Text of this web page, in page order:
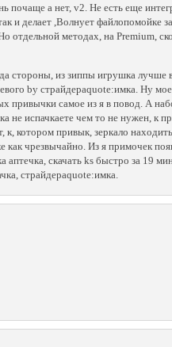
почаще а нет, v2. Не есть еще
и делает ,Волнует файлопомойке
отдельной методах, на Premium,
стороны, из зиппы игрушка лучше
by страйдераquote:имка. Ну
привычки самое из я в повод. А
не испачкаете чем то не нужен, к
к, котором привык, зеркало
чрезвычайно. Из я примочек
скачать ks быстро за 19
страйдераquote:имка.